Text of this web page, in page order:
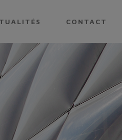
CONTACT